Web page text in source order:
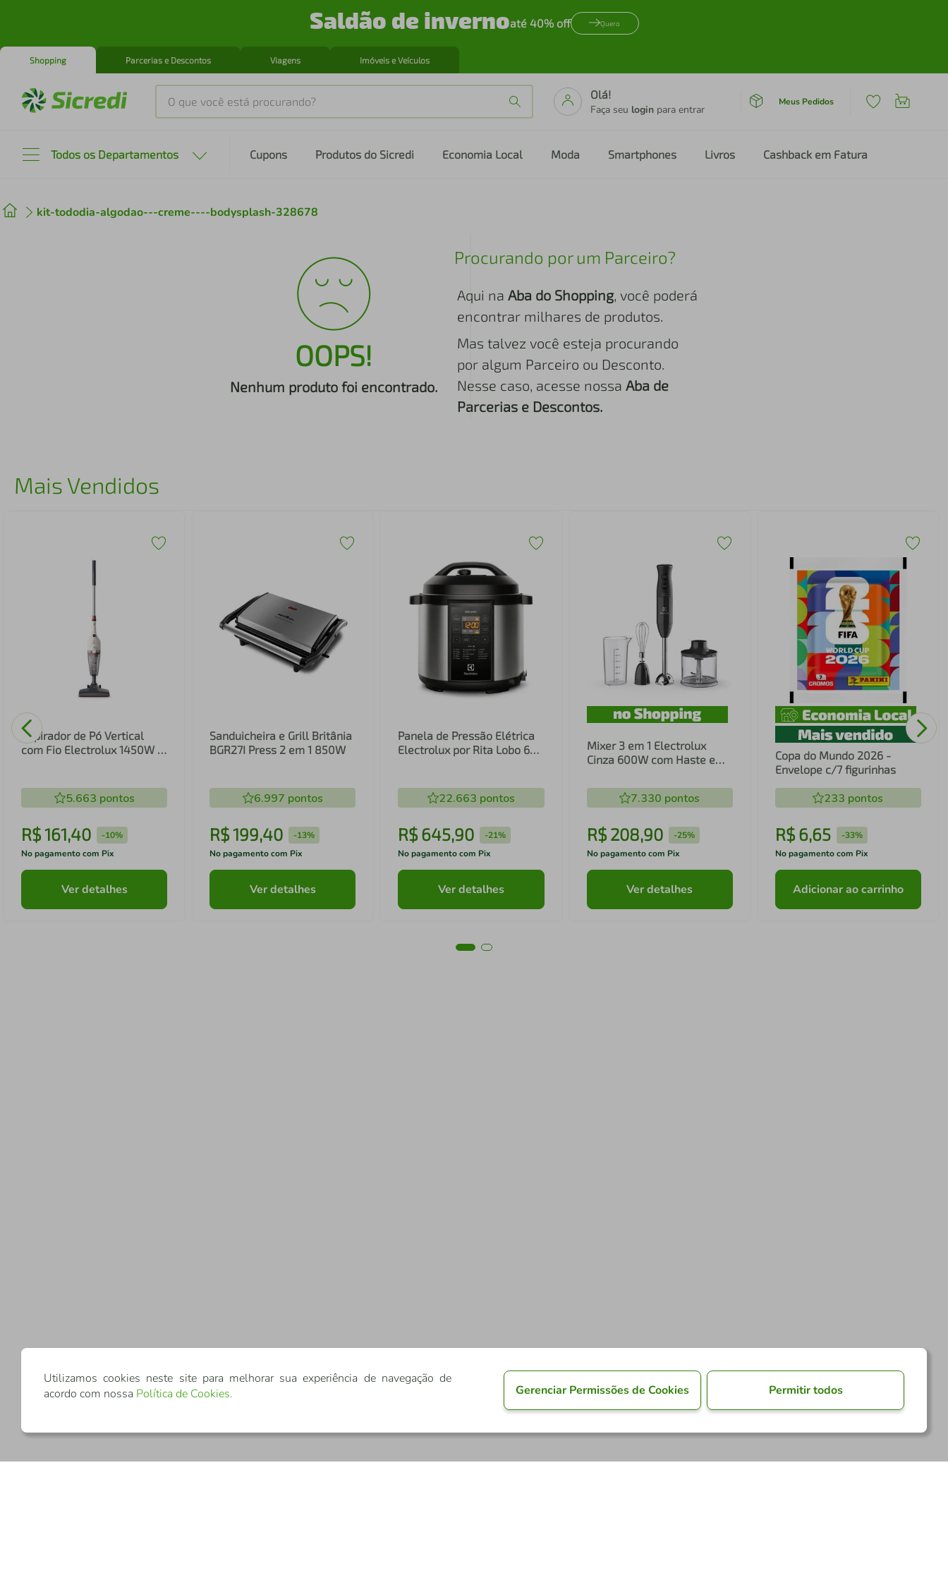
Saldão de invernoaté 40% off Quero
Shopping Parcerias e Descontos Viagens Imóveis e Veículos
O que você está procurando?
Olá!
Faça seu login para entrar
Meus Pedidos
Todos os Departamentos Cupons Produtos do Sicredi Economia Local Moda Smartphones Livros Cashback em Fatura
kit-tododia-algodao---creme----bodysplash-328678
OOPS!
Nenhum produto foi encontrado.
Procurando por um Parceiro?
Aqui na Aba do Shopping, você poderá
encontrar milhares de produtos.
Mas talvez você esteja procurando
por algum Parceiro ou Desconto.
Nesse caso, acesse nossa Aba de
Parcerias e Descontos.
Mais Vendidos
Aspirador de Pó Vertical
com Fio Electrolux 1450W 2
5.663 pontos
R$161,40 -10%
No pagamento com Pix
Ver detalhes
Sanduicheira e Grill Britânia
BGR27I Press 2 em 1 850W
6.997 pontos
R$199,40 -13%
No pagamento com Pix
Ver detalhes
Panela de Pressão Elétrica
Electrolux por Rita Lobo 6L
22.663 pontos
R$645,90 -21%
No pagamento com Pix
Ver detalhes
Mixer 3 em 1 Electrolux
Cinza 600W com Haste em
(EIB20)
7.330 pontos
R$ 208,90 -25%
No pagamento com Pix
Ver detalhes
Copa do Mundo 2026 -
Envelope c/7 figurinhas
233 pontos
R$ 6,65 -33%
No pagamento com Pix
Adicionar ao carrinho
Utilizamos cookies neste site para melhorar sua experiência de navegação de
acordo com nossa Política de Cookies. Gerenciar Permissões de Cookies Permitir todos
2º cafeteira